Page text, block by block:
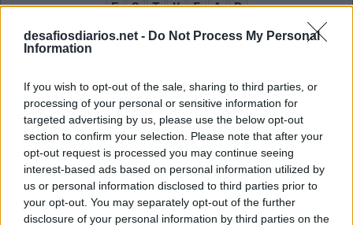
desafiosdiarios.net - Do Not Process My Personal
Information
If you wish to opt-out of the sale, sharing to third parties, or
processing of your personal or sensitive information for
targeted advertising by us, please use the below opt-out
section to confirm your selection. Please note that after your
opt-out request is processed you may continue seeing
interest-based ads based on personal information utilized by
us or personal information disclosed to third parties prior to
your opt-out. You may separately opt-out of the further
disclosure of your personal information by third parties on the
E
S T U F A
R
M
U I C D
I
Título emitido por bancos para captar recursos:
C
D
I
Dotada de asas